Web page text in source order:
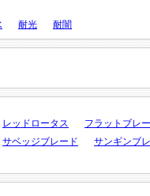
耐光 耐闇
レッドロータス
フラットブレ
サベッジブレード
サンギンブ